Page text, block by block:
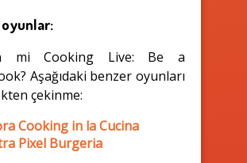
mi Cooking Live: Be a
Aşağıdaki benzer oyunları
çekinme:
Cooking in la Cucina
Pixel Burgeria